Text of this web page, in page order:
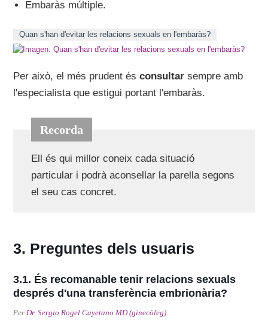
Embaràs múltiple.
Quan s'han d'evitar les relacions sexuals en l'embaràs?
Per això, el més prudent ésconsultar sempre amb
l'especialista que estigui portant l'embaràs.
Ell és qui millor coneix cada situació
particular i podrà aconsellar la parella segons
el seu cas concret.
Preguntes dels usuaris
És recomanable tenir relacions sexuals
després d'una transferència embrionària?
PerDr. Sergio Rogel Cayetano MD (ginecòleg).